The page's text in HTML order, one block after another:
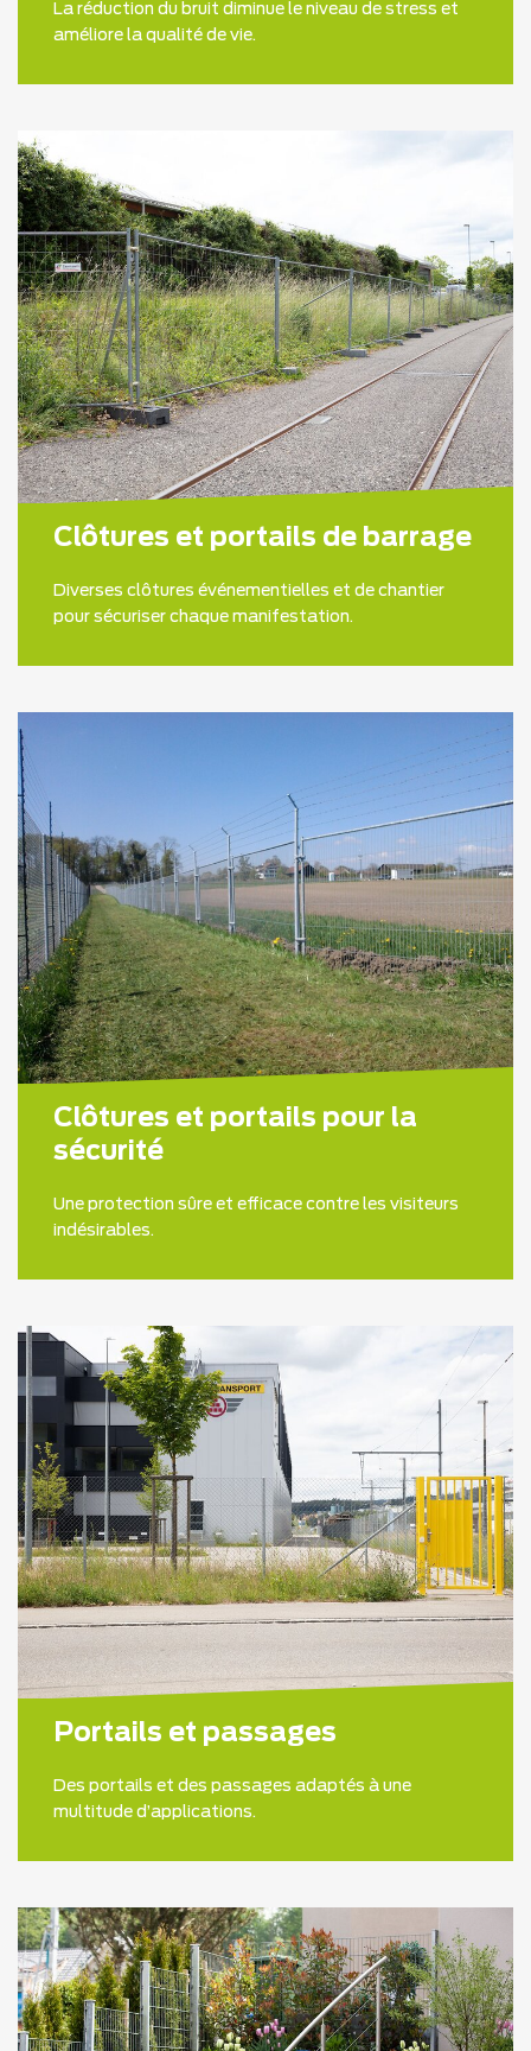
La réduction du bruit diminue le niveau de stress et
améliore la qualité de vie.
Clôtures et portails de barrage
Diverses clôtures événementielles et de chantier
pour sécuriser chaque manifestation.
Clôtures et portails pour la
sécurité
Une protection sûre et efficace contre les visiteurs
indésirables.
Portails et passages
Des portails et des passages adaptés à une
multitude d’applications.